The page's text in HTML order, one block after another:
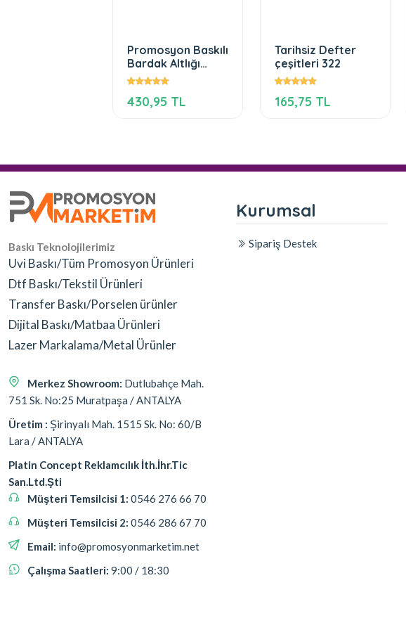
Promosyon Baskılı
Bardak Altlığı
Farklı Promosyon
Ürünleri
430,95 TL
Tarihsiz Defter
çeşitleri 322
165,75 TL
Baskı Teknolojilerimiz
Uvi Baskı/Tüm Promosyon Ürünleri
Dtf Baskı/Tekstil Ürünleri
Transfer Baskı/Porselen ürünler
Dijital Baskı/Matbaa Ürünleri
Lazer Markalama/Metal Ürünler
Merkez Showroom: Dutlubahçe Mah.
751 Sk. No:25 Muratpaşa / ANTALYA
Üretim : Şirinyalı Mah. 1515 Sk. No: 60/B
Lara / ANTALYA
Platin Concept Reklamcılık İth.İhr.Tic
San.Ltd.Şti
Müşteri Temsilcisi 1: 0546 276 66 70
Müşteri Temsilcisi 2: 0546 286 67 70
Email: info@promosyonmarketim.net
Çalışma Saatleri: 9:00 / 18:30
Kurumsal
Sipariş Destek